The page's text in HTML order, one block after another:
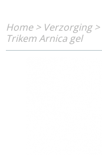
Home> Verzorging>
Trikem Arnica gel